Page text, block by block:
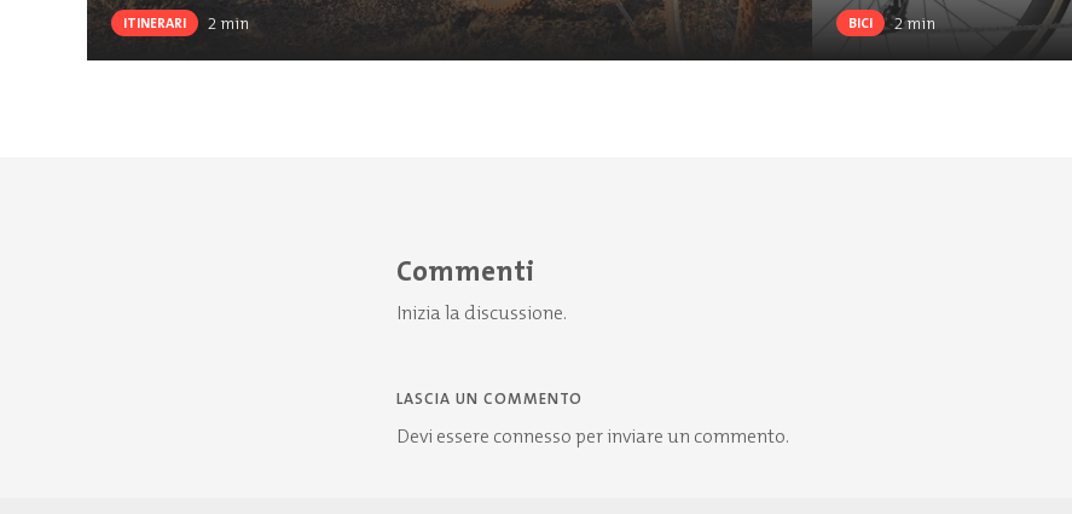
ITINERARI 2 min BICI 2min
Commenti
Inizia la discussione.
LASCIA UN COMMENTO
Devi essere connessoper inviare un commento.